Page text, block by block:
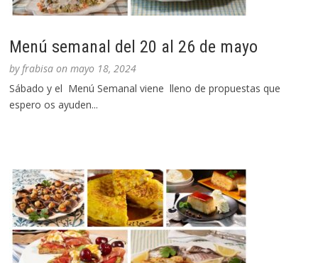
Menú semanal del 20 al 26 de mayo
byfrabisa onmayo 18, 2024
Sábado y el Menú Semanal viene lleno de propuestas que
espero os ayuden...